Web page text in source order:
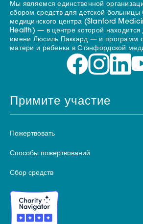
Мы являемся единственной
сбором средств для детской больницы
медицинского центра (Stanford
Health) — в центре которой находится
имени Люсиль Паккард — и программ
матери и ребенка в Стэнфордской
Примите участие
Пожертвовать
Способы пожертвований
Сбор средств